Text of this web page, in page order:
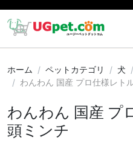
ホーム ペットカテゴリ 犬
わんわん 国産 プロ仕様レト
わんわん 国産 プ
頭ミンチ